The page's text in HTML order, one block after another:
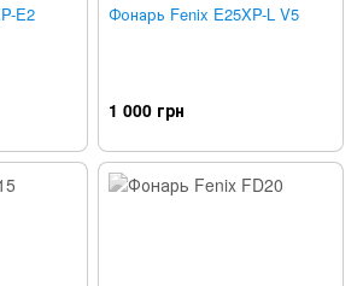
E2 Фонарь Fenix E25XP-L V5
1 000 грн